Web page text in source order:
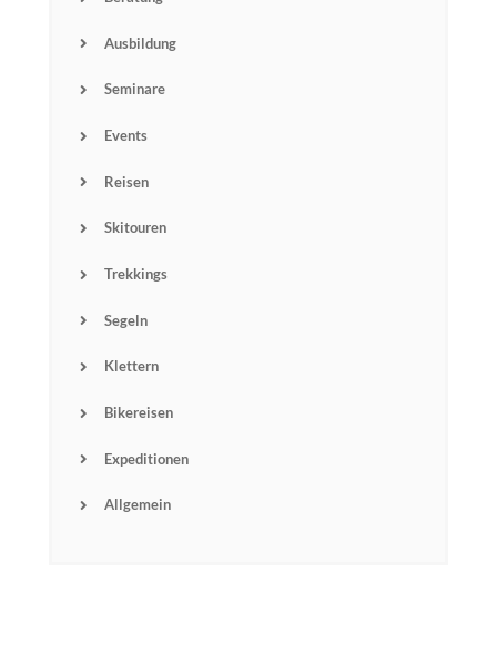
Ausbildung
Seminare
Events
Reisen
Skitouren
Trekkings
Segeln
Klettern
Bikereisen
Expeditionen
Allgemein